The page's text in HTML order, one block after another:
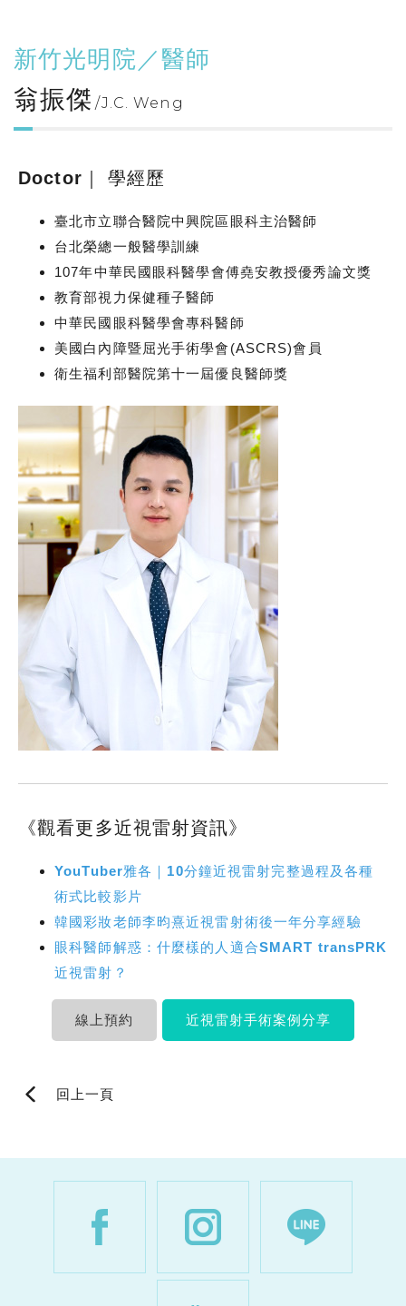
新竹光明院／醫師
翁振傑 J.C. Weng
Doctor｜ 學經歷
臺北市立聯合醫院中興院區眼科主治醫師
台北榮總一般醫學訓練
107年中華民國眼科醫學會傅堯安教授優秀論文獎
教育部視力保健種子醫師
中華民國眼科醫學會專科醫師
美國白內障暨屈光手術學會(ASCRS)會員
衛生福利部醫院第十一屆優良醫師獎
《觀看更多近視雷射資訊》
YouTuber雅各｜10分鐘近視雷射完整過程及各種
術式比較影片
韓國彩妝老師李昀熹近視雷射術後一年分享經驗
眼科醫師解惑：什麼樣的人適合SMART transPRK
近視雷射？
線上預約 近視雷射手術案例分享
回上一頁